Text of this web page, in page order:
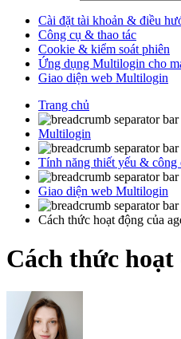
Cài đặt tài khoản & điều
Công cụ & thao tác
Cookie & kiểm soát phiên
Ứng dụng Multilogin cho
Giao diện web Multilogin
Trang chủ
Multilogin
Tính năng thiết yếu & công
Giao diện web Multilogin
Cách thức hoạt động của
Cách thức